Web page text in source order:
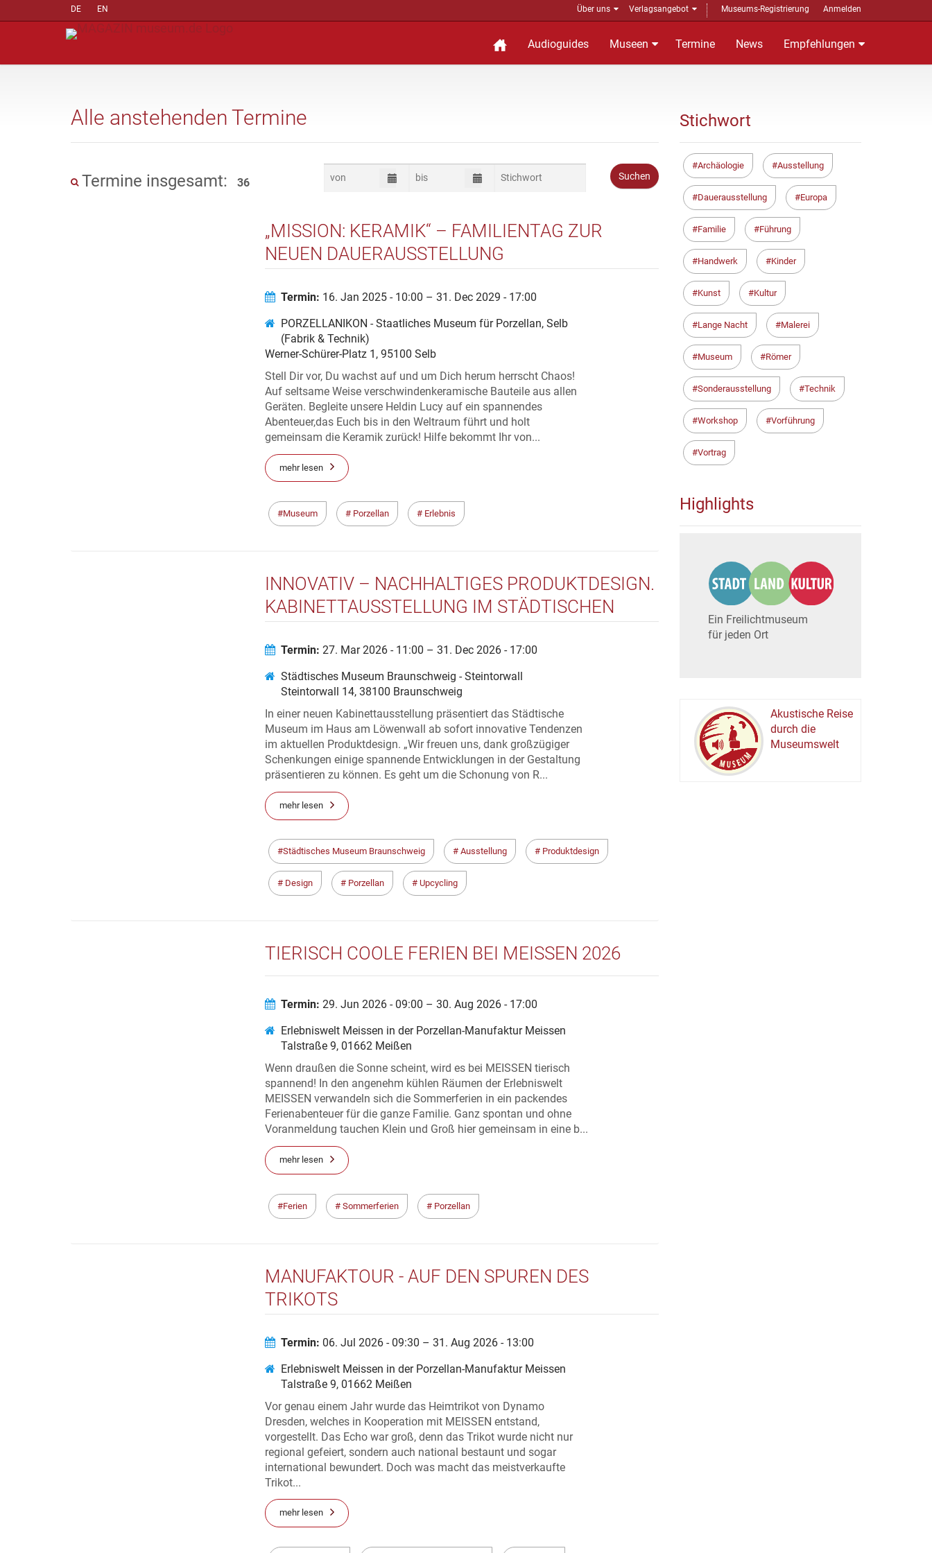
DE EN Über uns Verlagsangebot Museums-Registrierung Anmelden
Audioguides Museen Termine News Empfehlungen
Alle anstehenden Termine
Termine insgesamt: 36
„MISSION: KERAMIK“ – FAMILIENTAG ZUR
NEUEN DAUERAUSSTELLUNG
Termin: 16. Jan 2025 - 10:00 – 31. Dec 2029 - 17:00
PORZELLANIKON - Staatliches Museum für Porzellan, Selb
(Fabrik & Technik)
Werner-Schürer-Platz 1, 95100 Selb
Stell Dir vor, Du wachst auf und um Dich herum herrscht Chaos!
Auf seltsame Weise verschwindenkeramische Bauteile aus allen
Geräten. Begleite unsere Heldin Lucy auf ein spannendes
Abenteuer,das Euch bis in den Weltraum führt und holt
gemeinsam die Keramik zurück! Hilfe bekommt Ihr von...
mehr lesen
Museum Porzellan Erlebnis
INNOVATIV – NACHHALTIGES PRODUKTDESIGN.
KABINETTAUSSTELLUNG IM STÄDTISCHEN
Termin: 27. Mar 2026 - 11:00 – 31. Dec 2026 - 17:00
Städtisches Museum Braunschweig - Steintorwall
Steintorwall 14, 38100 Braunschweig
In einer neuen Kabinettausstellung präsentiert das Städtische
Museum im Haus am Löwenwall ab sofort innovative Tendenzen
im aktuellen Produktdesign. „Wir freuen uns, dank großzügiger
Schenkungen einige spannende Entwicklungen in der Gestaltung
präsentieren zu können. Es geht um die Schonung von R...
mehr lesen
Städtisches Museum Braunschweig Ausstellung Produktdesign
Design Porzellan Upcycling
TIERISCH COOLE FERIEN BEI MEISSEN 2026
Termin: 29. Jun 2026 - 09:00 – 30. Aug 2026 - 17:00
Erlebniswelt Meissen in der Porzellan-Manufaktur Meissen
Talstraße 9, 01662 Meißen
Wenn draußen die Sonne scheint, wird es bei MEISSEN tierisch
spannend! In den angenehm kühlen Räumen der Erlebniswelt
MEISSEN verwandeln sich die Sommerferien in ein packendes
Ferienabenteuer für die ganze Familie. Ganz spontan und ohne
Voranmeldung tauchen Klein und Groß hier gemeinsam in eine b...
mehr lesen
Ferien Sommerferien Porzellan
MANUFAKTOUR - AUF DEN SPUREN DES
TRIKOTS
Termin: 06. Jul 2026 - 09:30 – 31. Aug 2026 - 13:00
Erlebniswelt Meissen in der Porzellan-Manufaktur Meissen
Talstraße 9, 01662 Meißen
Vor genau einem Jahr wurde das Heimtrikot von Dynamo
Dresden, welches in Kooperation mit MEISSEN entstand,
vorgestellt. Das Echo war groß, denn das Trikot wurde nicht nur
regional gefeiert, sondern auch national bestaunt und sogar
international bewundert. Doch was macht das meistverkaufte
Trikot...
mehr lesen
Stichwort
Archäologie Ausstellung
Dauerausstellung Europa
Familie Führung
Handwerk Kinder
Kunst Kultur
Lange Nacht Malerei
Museum Römer
Sonderausstellung Technik
Workshop Vorführung
Vortrag
Highlights
Ein Freilichtmuseum
für jeden Ort
MUSEUM
Akustische Reise
durch die
Museumswelt